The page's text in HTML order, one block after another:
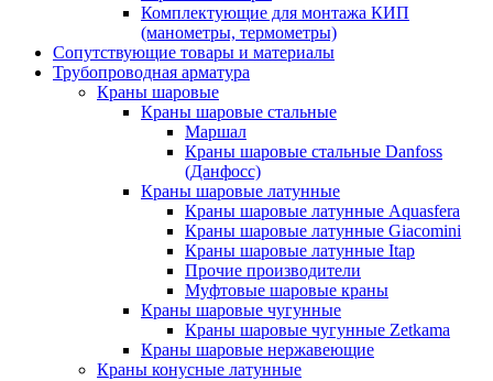
Комплектующие для монтажа КИП
(манометры, термометры)
Сопутствующие товары и материалы
Трубопроводная арматура
Краны шаровые
Краны шаровые стальные
Маршал
Краны шаровые стальные Danfoss
(Данфосс)
Краны шаровые латунные
Краны шаровые латунные Aquasfera
Краны шаровые латунные Giacomini
Краны шаровые латунные Itap
Прочие производители
Муфтовые шаровые краны
Краны шаровые чугунные
Краны шаровые чугунные Zetkama
Краны шаровые нержавеющие
Краны конусные латунные